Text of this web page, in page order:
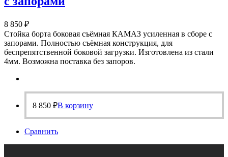
8 850 ₽
Стойка борта боковая съёмная КАМАЗ усиленная в сборе с
запорами. Полностью съёмная конструкция, для
беспрепятственной боковой загрузки. Изготовлена из стали
4мм. Возможна поставка без запоров.
8 850 ₽В корзину
Сравнить